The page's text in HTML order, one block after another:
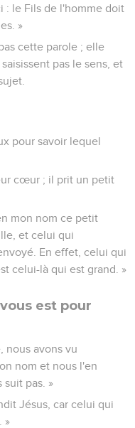
: le Fils de l'homme doit
»
cette parole ; elle
pas le sens, et
pour savoir lequel
cœur ; il prit un petit
mon nom ce petit
et celui qui
En effet, celui qui
celui-là qui est grand. »
est pour
nous avons vu
nom et nous l'en
suit pas. »
Jésus, car celui qui
»